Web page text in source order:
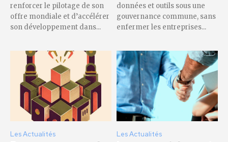
renforcer le pilotage de son
offre mondiale et d’accélérer
son développement dans...
données et outils sous une
gouvernance commune, sans
enfermer les entreprises...
Les Actualités Les Actualités